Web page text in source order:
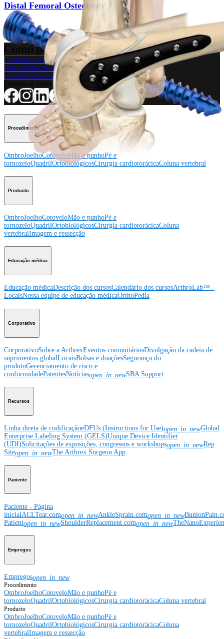
Distal Femoral Osteotomy
Procedimento
Como podemos ajudar?
Contacte um representante
Veja eventos, laboratórios e oportunidades educacionais
Inscreva-se para receber: O que há de novo na Arthrex?
Procedimento
OmbroJoelhoCotoveloMão e punhoPé e
tornozeloQuadrilOrtobiológicosCirurgia cardiotorácicaColuna vertebral
Producto
OmbroJoelhoCotoveloMão e punhoPé e
tornozeloQuadrilOrtobiológicosCirurgia cardiotorácicaColuna
vertebralImagem e ressecção
Educação médica
Educação médicaDescrição dos cursosCalendário dos cursosArthroLab™ -
LocaisNossa equipe de educação médicaOrthoPedia
Corporativo
CorporativoSobre a ArthrexEventos comunitáriosDivulgação da cadeia de
suprimentos globalLocaisBolsas e doaçõesSegurança do
produtoGerenciamento de risco e
conformidadePatentesNotíciasopen_in_newSBA Support
Recursos
Linha direta de codificaçãoeDFUs (Instructions for Use)open_in_newGlobal
Enterprise Labeling System (GELS)Unique Device Identifier
(UDI)Solicitações de exposições, congressos e workshopsopen_in_newRep
Siteopen_in_newThe Arthrex Surgeon App
Paciente
Paciente - Página
inicial ACLTear.comopen_in_newAnkleSprain.comopen_in_new
Patientopen_in_newShoulderReplacement.comopen_in_new
Empregos
Empregosopen_in_new
Procedimento
OmbroJoelhoCotoveloMão e punhoPé e
tornozeloQuadrilOrtobiológicosCirurgia cardiotorácicaColuna vertebral
Producto
OmbroJoelhoCotoveloMão e punhoPé e
tornozeloQuadrilOrtobiológicosCirurgia cardiotorácicaColuna
vertebralImagem e ressecção